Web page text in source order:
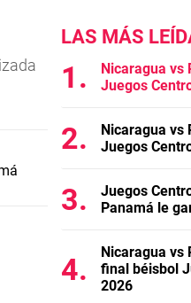
LAS MÁS
Nicaragua vs
Juegos
Nicaragua vs
Juegos
Juegos
Panamá le
Nicaragua vs
final béisbol
2026